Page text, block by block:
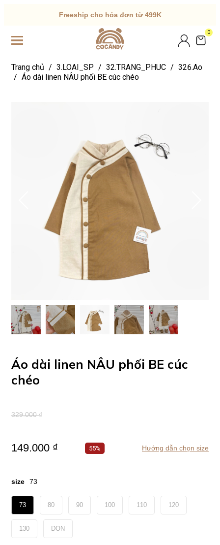
Freeship cho hóa đơn từ 499K
0
Trang chủ / 3.LOAI_SP / 32.TRANG_PHUC / 326.Ao
/ Áo dài linen NÂU phối BE cúc chéo
Áo dài linen NÂU phối BE cúc
chéo
329.000 ₫
149.000 ₫ 55% Hướng dẫn chọn size
size 73
73 80 90 100 110 120
130 DON